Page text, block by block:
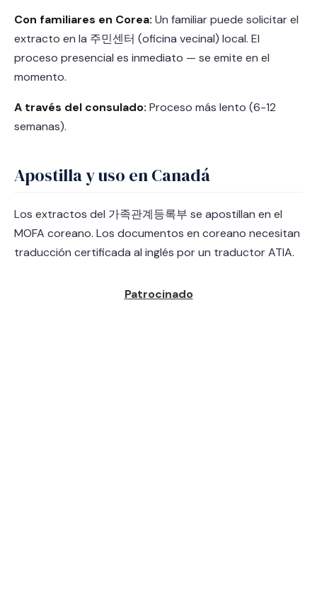
Con familiares en Corea: Un familiar puede solicitar el
extracto en la 주민센터 (oficina vecinal) local. El
proceso presencial es inmediato — se emite en el
momento.
A través del consulado: Proceso más lento (6-12
semanas).
Apostilla y uso en Canadá
Los extractos del 가족관계등록부 se apostillan en el
MOFA coreano. Los documentos en coreano necesitan
traducción certificada al inglés por un traductor ATIA.